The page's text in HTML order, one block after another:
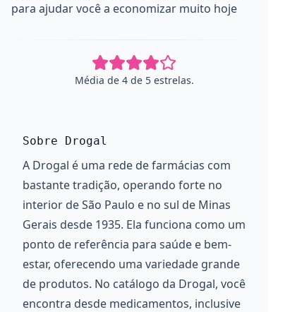
para ajudar você a economizar muito hoje
Média de 4 de 5 estrelas.
Sobre Drogal
A Drogal é uma rede de farmácias com
bastante tradição, operando forte no
interior de São Paulo e no sul de Minas
Gerais desde 1935. Ela funciona como um
ponto de referência para saúde e bem-
estar, oferecendo uma variedade grande
de produtos. No catálogo da Drogal, você
encontra desde medicamentos, inclusive